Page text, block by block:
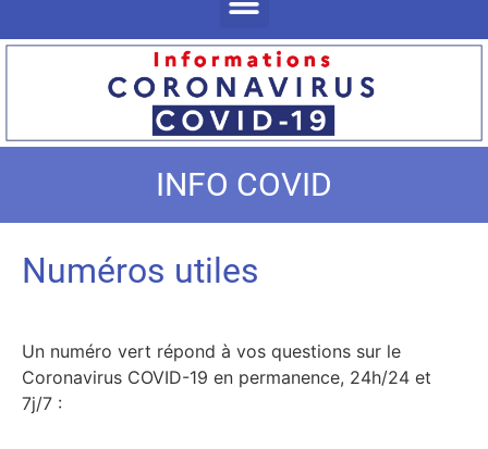
INFO COVID
Numéros utiles
Un numéro vert répond à vos questions sur le
Coronavirus COVID-19 en permanence, 24h/24 et
7j/7 :